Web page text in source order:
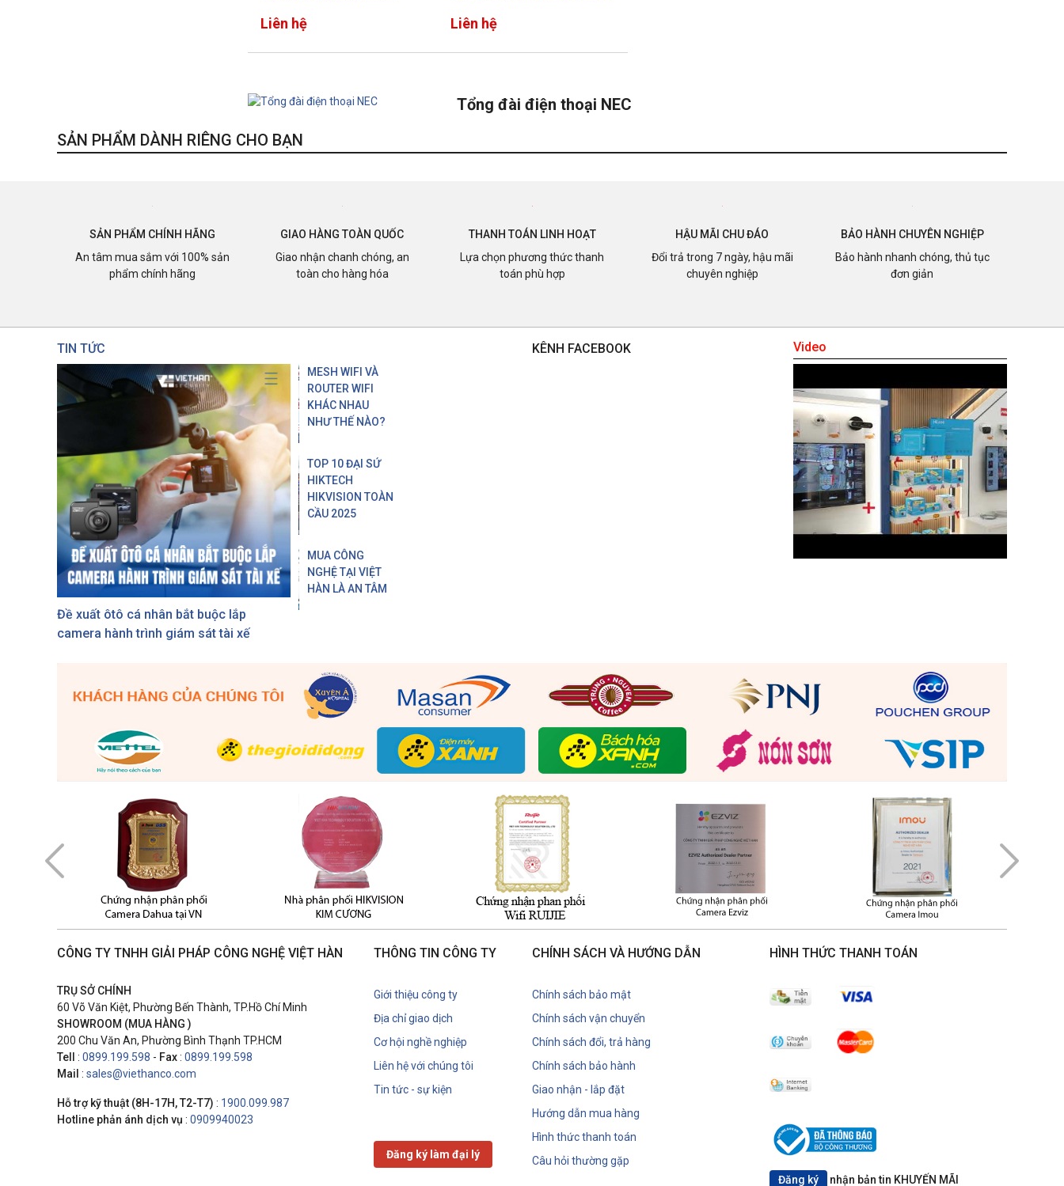
Liên hệ Liên hệ
Tổng đài điện thoại NEC
SẢN PHẨM DÀNH RIÊNG CHO BẠN
SẢN PHẨM CHÍNH HÃNG
An tâm mua sắm với 100% sản
phẩm chính hãng
GIAO HÀNG TOÀN QUỐC
Giao nhận chanh chóng, an
toàn cho hàng hóa
THANH TOÁN LINH HOẠT
Lựa chọn phương thức thanh
toán phù hợp
HẬU MÃI CHU ĐÁO
Đổi trả trong 7 ngày, hậu mãi
chuyên nghiệp
BẢO HÀNH CHUYÊN NGHIỆP
Bảo hành nhanh chóng, thủ tục
đơn giản
TIN TỨC
Đề xuất ôtô cá nhân bắt buộc lắp
camera hành trình giám sát tài xế
MESH WIFI VÀ
ROUTER WIFI
KHÁC NHAU
NHƯ THẾ NÀO?
TOP 10 ĐẠI SỨ
HIKTECH
HIKVISION TOÀN
CẦU 2025
MUA CÔNG
NGHỆ TẠI VIỆT
HÀN LÀ AN TÂM
KÊNH FACEBOOK Video
CÔNG TY TNHH GIẢI PHÁP CÔNG NGHỆ VIỆT HÀN
TRỤ SỞ CHÍNH
60 Võ Văn Kiệt, Phường Bến Thành, TP.Hồ Chí Minh
SHOWROOM (MUA HÀNG )
200 Chu Văn An, Phường Bình Thạnh TP.HCM
Tell : 0899.199.598 - Fax: 0899.199.598
Mail : sales@viethanco.com
Hỗ trợ kỹ thuật (8H-17H, T2-T7) : 1900.099.987
Hotline phản ánh dịch vụ : 0909940023
THÔNG TIN CÔNG TY
Giới thiệu công ty
Địa chỉ giao dịch
Cơ hội nghề nghiệp
Liên hệ với chúng tôi
Tin tức - sự kiện
Đăng ký làm đại lý
CHÍNH SÁCH VÀ HƯỚNG DẪN
Chính sách bảo mật
Chính sách vận chuyển
Chính sách đổi, trả hàng
Chính sách bảo hành
Giao nhận - lắp đặt
Hướng dẫn mua hàng
Hình thức thanh toán
Câu hỏi thường gặp
HÌNH THỨC THANH TOÁN
Đăng ký nhận bản tin KHUYẾN MÃI